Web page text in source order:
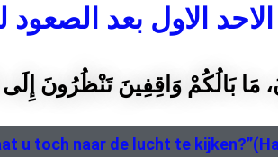
الاول بعد
مَا بَالُكُمْ وَاقِفِينَ تَنْظُرُونَ إِلَى
u toch naar de lucht te